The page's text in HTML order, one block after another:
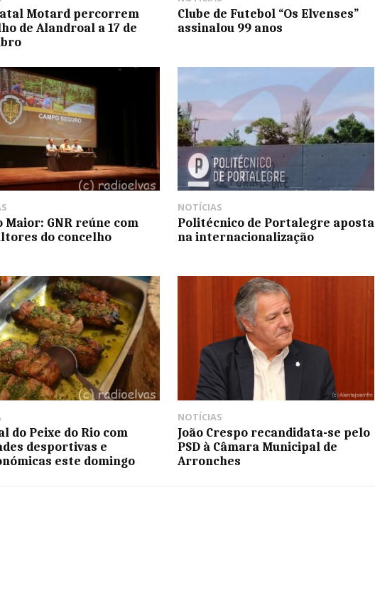
Motard percorrem
de Alandroal a 17 de
Clube de Futebol “Os Elvenses”
assinalou 99 anos
Maior: GNR reúne com
do concelho
NOTÍCIAS
Politécnico de Portalegre aposta
na internacionalização
do Peixe do Rio com
desportivas e
este domingo
NOTÍCIAS
João Crespo recandidata-se pelo
PSD à Câmara Municipal de
Arronches